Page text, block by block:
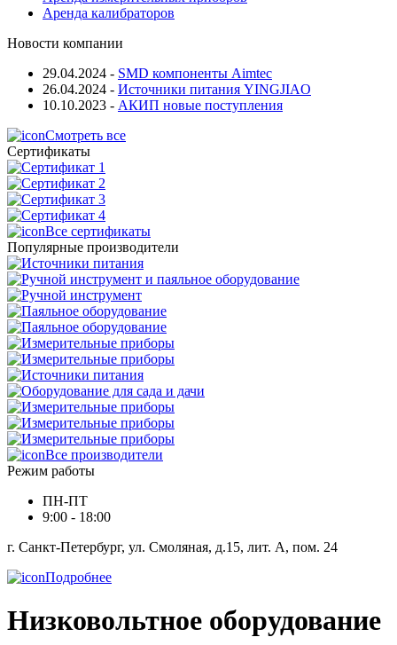
Аренда калибраторов
Новости компании
29.04.2024 - SMD компоненты Aimtec
26.04.2024 - Источники питания YINGJIAO
10.10.2023 - АКИП новые поступления
Смотреть все
Сертификаты
Все сертификаты
Популярные производители
Все производители
Режим работы
ПН-ПТ
9:00 - 18:00
г. Санкт-Петербург, ул. Смоляная, д.15, лит. А, пом. 24
Подробнее
Низковольтное оборудование